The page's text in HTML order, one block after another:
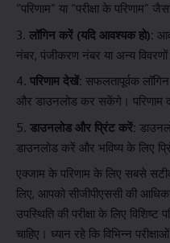
“परिणाम” या “परीक्षा के
लॉगिन करें (यदि आवश्यक हो):
नंबर, पंजीकरण नंबर या अन्य
परिणाम देखें: सफलतापूर्वक
और डाउनलोड कर सकेंगे। परिणाम
डाउनलोड और प्रिंट करें:
डाउनलोड करें और भविष्य के लिए
एक्जाम के परिणाम के लिए सबसे
लिए, आपको सीजीपीएससी की
उपस्थिति की परीक्षा के लिए
चाहिए। ध्यान रहे कि विभिन्न